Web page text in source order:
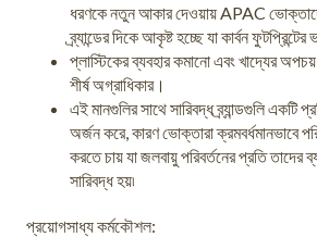
ধরণকে নতুন আকার দেওয়ায় APAC
ব্র্যান্ডের দিকে আকৃষ্ট হচ্ছে যা কার্বন ফুটপ্রিন্টের
প্লাস্টিকের ব্যবহার কমানো এবং খাদ্যের
শীর্ষ অগ্রাধিকার।
এই মানগুলির সাথে সারিবদ্ধ ব্র্যান্ডগুলি একটি
অর্জন করে, কারণ ভোক্তারা ক্রমবর্ধমানভাবে
করতে চায় যা জলবায়ু পরিবর্তনের প্রতি তাদের
সারিবদ্ধ হয়৷
প্রয়োগসাধ্য কর্মকৌশল: